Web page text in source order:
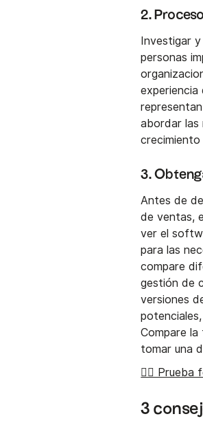
2.
Investigar
personas
experiencia
abordar las
crecimiento
3.
Antes de
de ventas,
ver el
para las
compare
gestión de
versiones
Compare
tomar una
👉🏼 Prueba
3